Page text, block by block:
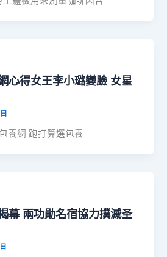
心得女王李小璐變臉 女星
養網 跑打算選包養
幕 兩功勛名宿協力撲滅圣